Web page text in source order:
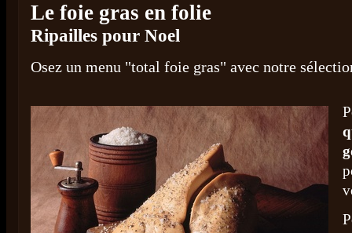
Le foie gras en folie
Ripailles pour Noel
Osez un menu "total foie gras" avec notre